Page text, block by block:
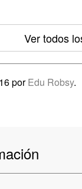
Ver todos
porEdu Robsy.